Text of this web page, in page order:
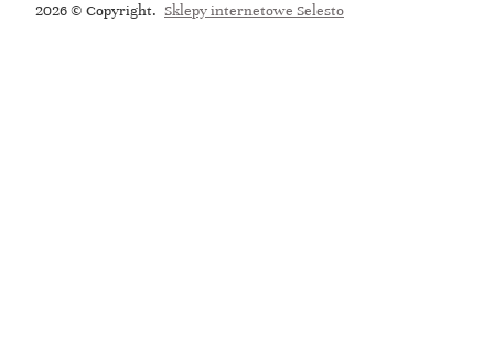
2026 © Copyright. Sklepy internetowe Selesto